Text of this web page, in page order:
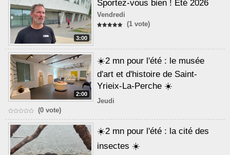
3:00
Sportez-vous bien ! Été 2026
Vendredi
(1 vote)
2:00
☀️2 mn pour l'été : le musée
d'art et d'histoire de Saint-
Yrieix-La-Perche ☀️
Jeudi
(0 vote)
☀️2 mn pour l'été : la cité des
insectes ☀️